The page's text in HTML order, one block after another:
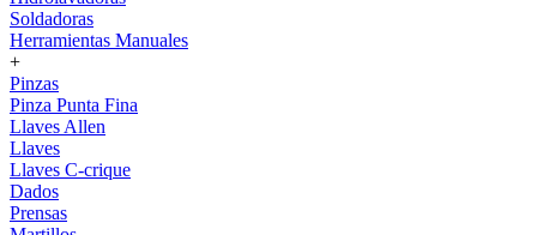
Soldadoras
Herramientas Manuales
+
Pinzas
Pinza Punta Fina
Llaves Allen
Llaves
Llaves C-crique
Dados
Prensas